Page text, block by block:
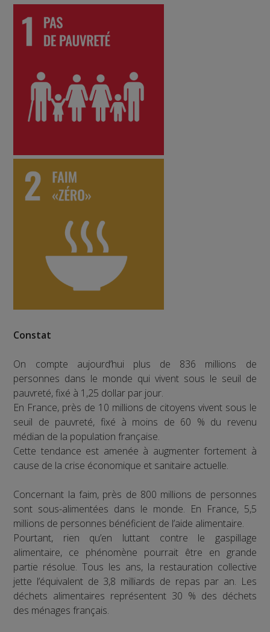
Constat
On compte aujourd’hui plus de 836 millions de
personnes dans le monde qui vivent sous le seuil de
pauvreté, fixé à 1,25 dollar par jour.
En France, près de 10 millions de citoyens vivent sous le
seuil de pauvreté, fixé à moins de 60 % du revenu
médian de la population française.
Cette tendance est amenée à augmenter fortement à
cause de la crise économique et sanitaire actuelle.
Concernant la faim, près de 800 millions de personnes
sont sous-alimentées dans le monde. En France, 5,5
millions de personnes bénéficient de l’aide alimentaire.
Pourtant, rien qu’en luttant contre le gaspillage
alimentaire, ce phénomène pourrait être en grande
partie résolue. Tous les ans, la restauration collective
jette l’équivalent de 3,8 milliards de repas par an. Les
déchets alimentaires représentent 30 % des déchets
des ménages français.